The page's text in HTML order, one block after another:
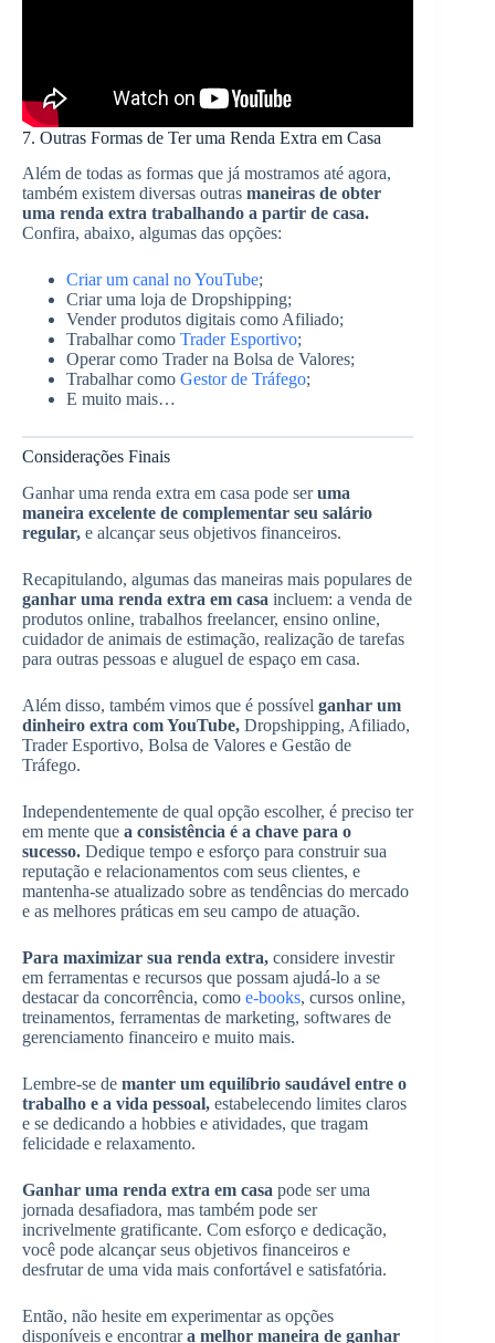
7. Outras Formas de Ter uma Renda Extra em Casa
Além de todas as formas que já mostramos até agora,
também existem diversas outras maneiras de obter
uma renda extra trabalhando a partir de casa.
Confira, abaixo, algumas das opções:
Criar um canal no YouTube;
Criar uma loja de Dropshipping;
Vender produtos digitais como Afiliado;
Trabalhar como Trader Esportivo;
Operar como Trader na Bolsa de Valores;
Trabalhar como Gestor de Tráfego;
E muito mais…
Considerações Finais
Ganhar uma renda extra em casa pode seruma
maneira excelente de complementar seu salário
regular, e alcançar seus objetivos financeiros.
Recapitulando, algumas das maneiras mais populares de
ganhar uma renda extra em casa incluem: a venda de
produtos online, trabalhos freelancer, ensino online,
cuidador de animais de estimação, realização de tarefas
para outras pessoas e aluguel de espaço em casa.
Além disso, também vimos que é possível ganhar um
dinheiro extra com YouTube, Dropshipping, Afiliado,
Trader Esportivo, Bolsa de Valores e Gestão de
Tráfego.
Independentemente de qual opção escolher, é preciso ter
em mente que a consistência é a chave para o
sucesso. Dedique tempo e esforço para construir sua
reputação e relacionamentos com seus clientes, e
mantenha-se atualizado sobre as tendências do mercado
e as melhores práticas em seu campo de atuação.
Para maximizar sua renda extra, considere investir
em ferramentas e recursos que possam ajudá-lo a se
destacar da concorrência, como e-books, cursos online,
treinamentos, ferramentas de marketing, softwares de
gerenciamento financeiro e muito mais.
Lembre-se de manter um equilíbrio saudável entre o
trabalho e a vida pessoal, estabelecendo limites claros
e se dedicando a hobbies e atividades, que tragam
felicidade e relaxamento.
Ganhar uma renda extra em casa pode ser uma
jornada desafiadora, mas também pode ser
incrivelmente gratificante. Com esforço e dedicação,
você pode alcançar seus objetivos financeiros e
desfrutar de uma vida mais confortável e satisfatória.
Então, não hesite em experimentar as opções
disponíveis e encontrara melhor maneira de ganhar